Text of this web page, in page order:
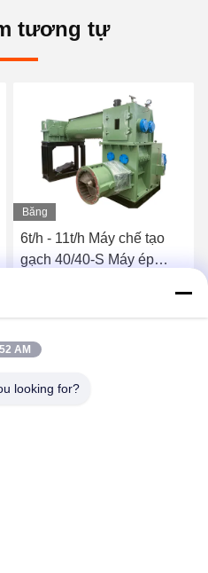
tương tự
Băng
hình
6t/h - 11t/h Máy chế tạo
gạch 40/40-S Máy ép
Nói Chuyện Ngay.
AM
looking for?